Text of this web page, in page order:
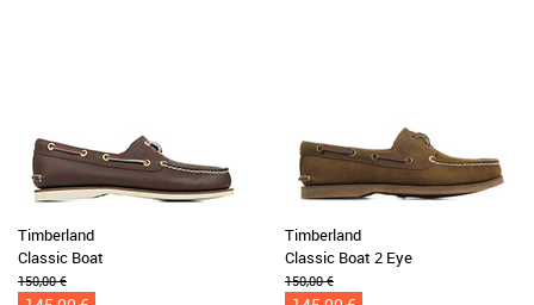
Timberland
Classic Boat
150,00 €
Timberland
Classic Boat 2 Eye
150,00 €